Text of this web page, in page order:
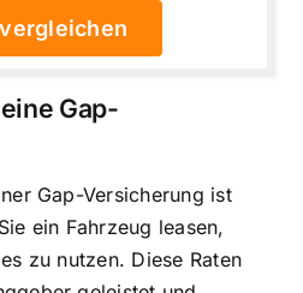
Gap-
Gap-Versicherung ist
ein Fahrzeug leasen,
zu nutzen. Diese Raten